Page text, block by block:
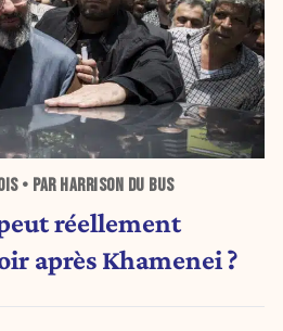
• PAR HARRISON DU BUS
réellement
après Khamenei ?